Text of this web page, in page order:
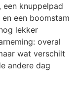
knuppelpad
een boomstam
lekker
overal
wat verschilt
andere dag